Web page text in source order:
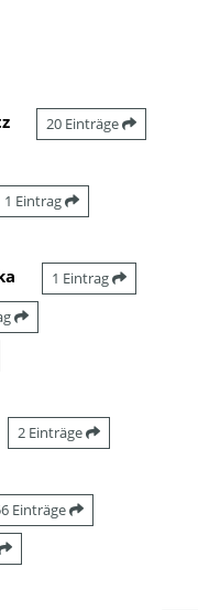
20 Einträge
1 Eintrag
1 Eintrag
2 Einträge
Einträge